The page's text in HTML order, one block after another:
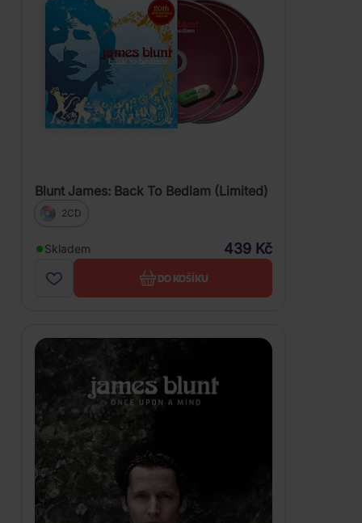
Blunt James: Back To Bedlam (Limited)
2CD
Skladem 439 Kč
DO KOŠÍKU